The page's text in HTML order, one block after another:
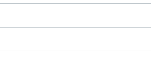
INDIA RUPEES